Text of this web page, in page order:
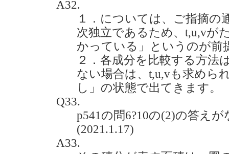
A32.
１．については、ご指摘の
次独立であるため、t,u,vが
かっている」というのが前
２．各成分を比較する方法
ない場合は、t,u,vも求めら
し」の状態で出てきます。
Q33.
p541の問6?10の(2)の答え
(2021.1.17)
A33.